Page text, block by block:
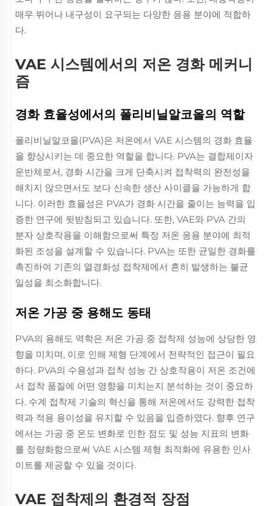
매우 뛰어나 내구성이 요구되는 다양한 응용 분야에 적합하
다.
VAE 시스템에서의 저온 경화 메커니
즘
경화 효율성에서의 폴리비닐알코올의 역할
폴리비닐알코올(PVA)은 저온에서 VAE 시스템의 경화 효율
을 향상시키는 데 중요한 역할을 합니다. PVA는 결합제이자
운반체로서, 경화 시간을 크게 단축시켜 접착력의 완전성을
해치지 않으면서도 보다 신속한 생산 사이클을 가능하게 합
니다. 이러한 효율성은 PVA가 경화 시간을 줄이는 능력을 입
증한 연구에 뒷받침되고 있습니다. 또한, VAE와 PVA 간의
분자 상호작용을 이해함으로써 특정 저온 응용 분야에 최적
화된 조성을 설계할 수 있습니다. PVA는 또한 균일한 경화를
촉진하여 기존의 열경화성 접착제에서 흔히 발생하는 불균
일성을 최소화합니다.
저온 가공 중 용해도 동태
PVA의 용해도 역학은 저온 가공 중 접착제 성능에 상당한 영
향을 미치며, 이로 인해 제형 단계에서 전략적인 접근이 필요
하다. PVA의 수용성과 접착 성능 간 상호작용이 저온 조건에
서 접착 품질에 어떤 영향을 미치는지 분석하는 것이 중요하
다. 수계 접착제 기술의 혁신을 통해 저온에서도 강력한 접착
력과 적용 용이성을 유지할 수 있음을 입증하였다. 향후 연구
에서는 가공 중 온도 변화로 인한 점도 및 성능 지표의 변화
를 정량화함으로써 VAE 시스템 제형 최적화에 유용한 인사
이트를 제공할 수 있을 것이다.
VAE 접착제의 환경적 장점